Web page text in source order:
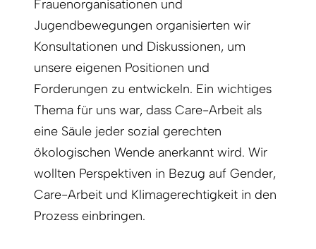
Frauenorganisationen und
Jugendbewegungen organisierten wir
Konsultationen und Diskussionen, um
unsere eigenen Positionen und
Forderungen zu entwickeln. Ein wichtiges
Thema für uns war, dass Care-Arbeit als
eine Säule jeder sozial gerechten
ökologischen Wende anerkannt wird. Wir
wollten Perspektiven in Bezug auf Gender,
Care-Arbeit und Klimagerechtigkeit in den
Prozess einbringen.